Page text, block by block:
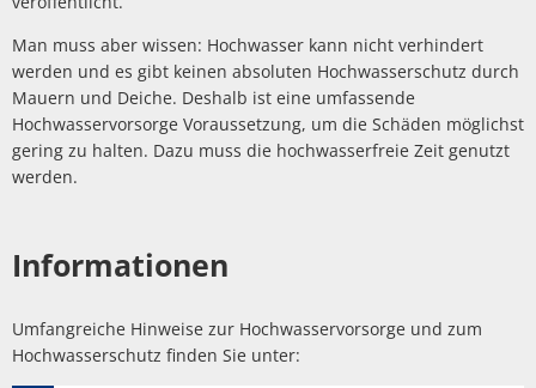
Man muss aber wissen: Hochwasser kann nicht verhindert
werden und es gibt keinen absoluten Hochwasserschutz durch
Mauern und Deiche. Deshalb ist eine umfassende
Hochwasservorsorge Voraussetzung, um die Schäden möglichst
gering zu halten. Dazu muss die hochwasserfreie Zeit genutzt
werden.
Informationen
Umfangreiche Hinweise zur Hochwasservorsorge und zum
Hochwasserschutz finden Sie unter: